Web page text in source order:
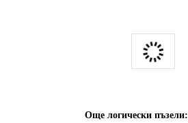
Още логически пъзели: